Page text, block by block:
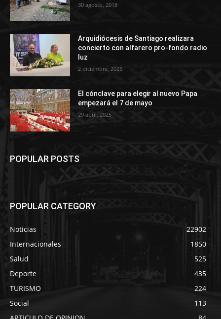
30 agosto, 2018
Arquidiócesis de Santiago realizara
concierto con alfarero pro-fondo radio
luz
2 diciembre, 2025
El cónclave para elegir al nuevo Papa
empezará el 7 de mayo
29 abril, 2025
POPULAR POSTS
POPULAR CATEGORY
Noticias
22902
Internacionales
1850
Salud
525
Deporte
435
TURISMO
224
Social
113